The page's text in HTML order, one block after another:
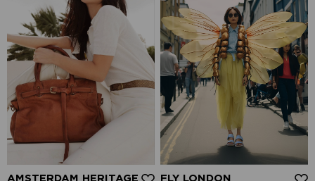
AMSTERDAM HERITAGE FLY LONDON